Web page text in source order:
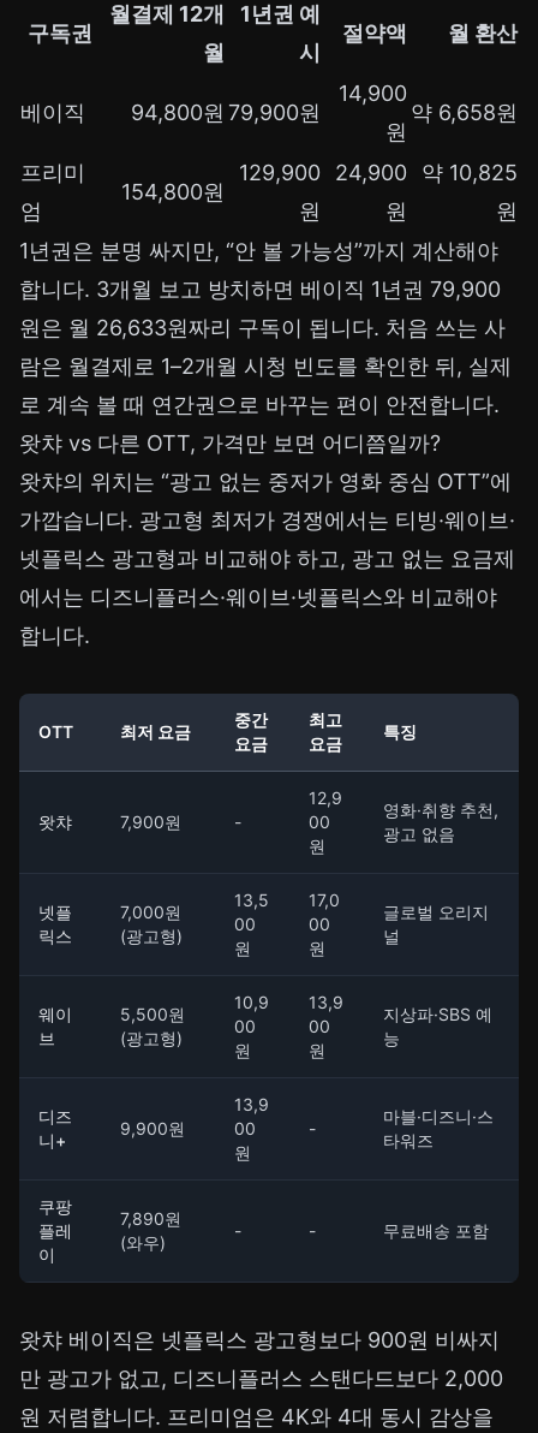
구독권
월결제 12개
월
1년권 예
시
절약액 월 환산
베이직 94,800원 79,900원
14,900
원
약 6,658원
프리미
엄
154,800원
129,900
원
24,900
원
약 10,825
원
1년권은 분명 싸지만, “안 볼 가능성”까지 계산해야
합니다. 3개월 보고 방치하면 베이직 1년권 79,900
원은 월 26,633원짜리 구독이 됩니다. 처음 쓰는 사
람은 월결제로 1–2개월 시청 빈도를 확인한 뒤, 실제
로 계속 볼 때 연간권으로 바꾸는 편이 안전합니다.
왓챠 vs 다른 OTT, 가격만 보면 어디쯤일까?
왓챠의 위치는 “광고 없는 중저가 영화 중심 OTT”에
가깝습니다. 광고형 최저가 경쟁에서는 티빙·웨이브·
넷플릭스 광고형과 비교해야 하고, 광고 없는 요금제
에서는 디즈니플러스·웨이브·넷플릭스와 비교해야
합니다.
OTT 최저 요금
중간
요금
최고
요금
특징
왓챠 7,900원 -
12,9
00
원
영화·취향 추천,
광고 없음
넷플
릭스
7,000원
(광고형)
13,5
00
원
17,0
00
원
글로벌 오리지
널
웨이
브
5,500원
(광고형)
10,9
00
원
13,9
00
원
지상파·SBS 예
능
디즈
니+
9,900원
13,9
00
원
-
마블·디즈니·스
타워즈
쿠팡
플레
이
7,890원
(와우)
- - 무료배송 포함
왓챠 베이직은 넷플릭스 광고형보다 900원 비싸지
만 광고가 없고, 디즈니플러스 스탠다드보다 2,000
원 저렴합니다. 프리미엄은 4K와 4대 동시 감상을